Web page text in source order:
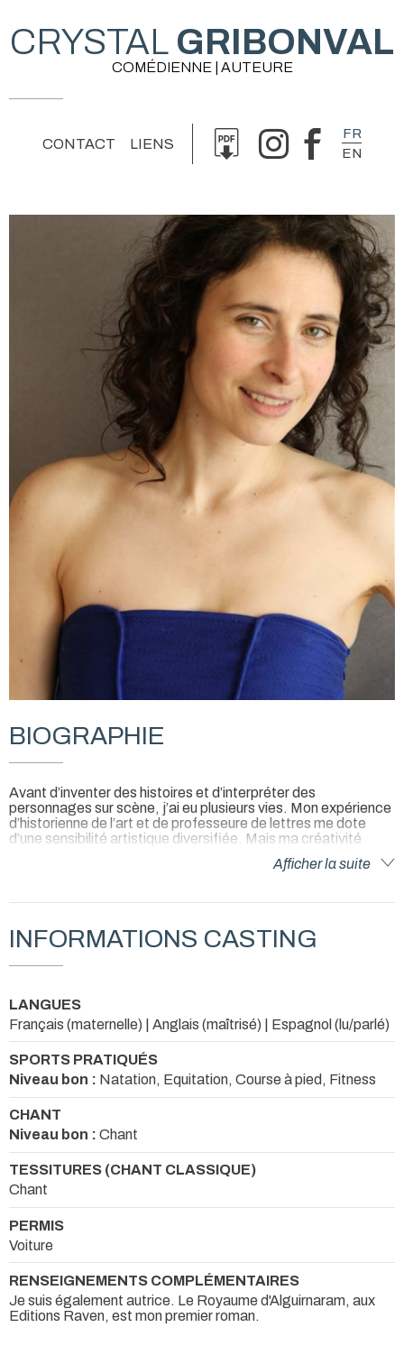
CRYSTAL GRIBONVAL
COMÉDIENNE | AUTEURE
CONTACT LIENS
FR
EN
BIOGRAPHIE
Avant d’inventer des histoires et d’interpréter des
personnages sur scène, j’ai eu plusieurs vies. Mon expérience
d’historienne de l’art et de professeure de lettres me dote
d’une sensibilité artistique diversifiée. Mais ma créativité
comédienne, de même que ma plume aide mon interprétation.
Je suis aujourd'hui représentée par Doriane Rase, de l'agence
Afficher la suite
INFORMATIONS CASTING
LANGUES
Français (maternelle) | Anglais (maîtrisé) | Espagnol (lu/parlé)
SPORTS PRATIQUÉS
Niveau bon : Natation, Equitation, Course à pied, Fitness
CHANT
Niveau bon : Chant
TESSITURES (CHANT CLASSIQUE)
Chant
PERMIS
Voiture
RENSEIGNEMENTS COMPLÉMENTAIRES
Je suis également autrice. Le Royaume d'Alguirnaram, aux
Editions Raven, est mon premier roman.